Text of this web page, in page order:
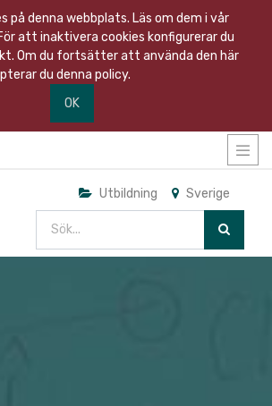
på denna webbplats. Läs om dem i vår
att inaktivera cookies konfigurerar du
Om du fortsätter att använda den här
du denna policy.
OK
Utbildning Sverige